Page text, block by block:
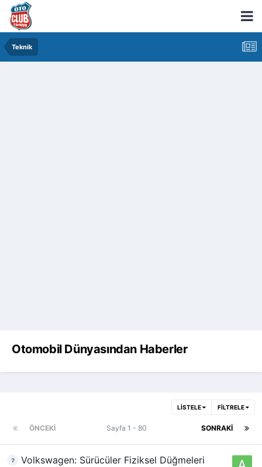
Teknik
Otomobil Dünyasından Haberler
LISTELE FILTRELE
ÖNCEKI SONRAKI
Sayfa 1 - 80
Volkswagen: Sürücüler Fiziksel Düğmeleri